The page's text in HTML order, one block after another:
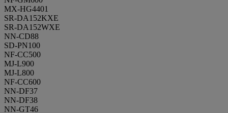
MX-HG4401
SR-DA152KXE
SR-DA152WXE
NN-CD88
SD-PN100
NF-CC500
MJ-L900
MJ-L800
NF-CC600
NN-DF37
NN-DF38
NN-GT46